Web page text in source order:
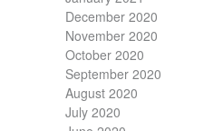
December 2020
November 2020
October 2020
September 2020
August 2020
July 2020